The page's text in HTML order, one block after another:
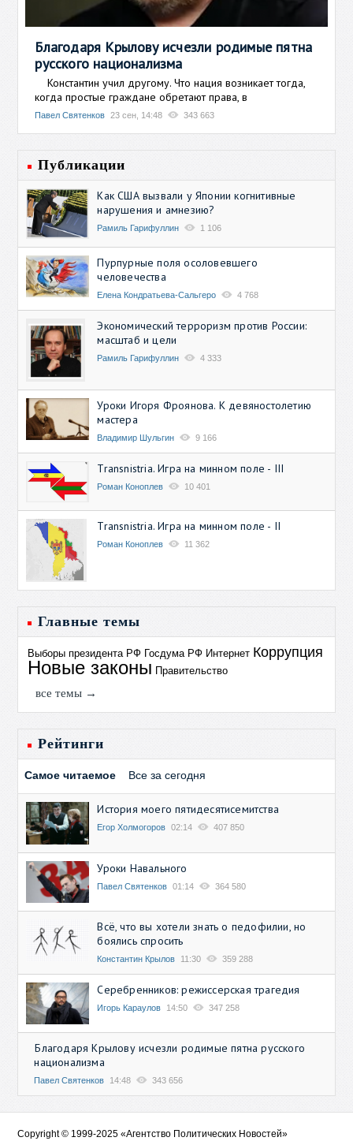
Благодаря Крылову исчезли родимые пятна
русского национализма
Константин учил другому. Что нация возникает тогда,
когда простые граждане обретают права, в
Павел Святенков 23 сен, 14:48 343 663
Публикации
Как США вызвали у Японии когнитивные
нарушения и амнезию?
Рамиль Гарифуллин 1 106
Пурпурные поля осоловевшего
человечества
Елена Кондратьева-Сальгеро 4 768
Экономический терроризм против России:
масштаб и цели
Рамиль Гарифуллин 4 333
Уроки Игоря Фроянова. К девяностолетию
мастера
Владимир Шульгин 9 166
Transnistria. Игра на минном поле - III
Роман Коноплев 10 401
Transnistria. Игра на минном поле - II
Роман Коноплев 11 362
Главные темы
Выборы президента РФ Госдума РФ Интернет Коррупция
Новые законы Правительство
все темы →
Рейтинги
Самое читаемое Все за сегодня
История моего пятидесятисемитства
Егор Холмогоров 02:14 407 850
Уроки Навального
Павел Святенков 01:14 364 580
Всё, что вы хотели знать о педофилии, но
боялись спросить
Константин Крылов 11:30 359 288
Серебренников: режиссерская трагедия
Игорь Караулов 14:50 347 258
Благодаря Крылову исчезли родимые пятна русского
национализма
Павел Святенков 14:48 343 656
Copyright © 1999-2025 «Агентство Политических Новостей»